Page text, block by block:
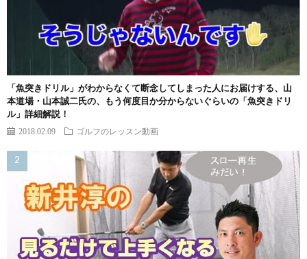
「魚突きドリル」がわからなくて断念してしまった人にお届けする、山
本道場・山本誠二氏の、もう何度目か分からないぐらいの「魚突きドリ
ル」詳細解説！
2018.02.09 ゴルフのレッスン動画